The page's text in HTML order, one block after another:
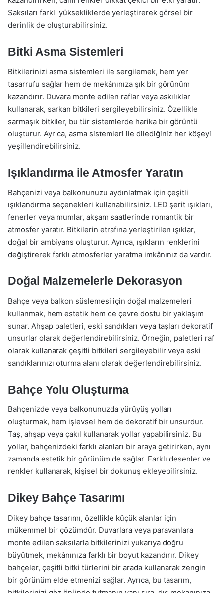
Saksıları farklı yüksekliklerde yerleştirerek görsel bir
derinlik de oluşturabilirsiniz.
Bitki Asma Sistemleri
Bitkilerinizi asma sistemleri ile sergilemek, hem yer
tasarrufu sağlar hem de mekânınıza şık bir görünüm
kazandırır. Duvara monte edilen raflar veya askılıklar
kullanarak, sarkan bitkileri sergileyebilirsiniz. Özellikle
sarmaşık bitkiler, bu tür sistemlerde harika bir görüntü
oluşturur. Ayrıca, asma sistemleri ile dilediğiniz her köşeyi
yeşillendirebilirsiniz.
Işıklandırma ile Atmosfer Yaratın
Bahçenizi veya balkonunuzu aydınlatmak için çeşitli
ışıklandırma seçenekleri kullanabilirsiniz. LED şerit ışıkları,
fenerler veya mumlar, akşam saatlerinde romantik bir
atmosfer yaratır. Bitkilerin etrafına yerleştirilen ışıklar,
doğal bir ambiyans oluşturur. Ayrıca, ışıkların renklerini
değiştirerek farklı atmosferler yaratma imkânınız da vardır.
Doğal Malzemelerle Dekorasyon
Bahçe veya balkon süslemesi için doğal malzemeleri
kullanmak, hem estetik hem de çevre dostu bir yaklaşım
sunar. Ahşap paletleri, eski sandıkları veya taşları dekoratif
unsurlar olarak değerlendirebilirsiniz. Örneğin, paletleri raf
olarak kullanarak çeşitli bitkileri sergileyebilir veya eski
sandıklarınızı oturma alanı olarak değerlendirebilirsiniz.
Bahçe Yolu Oluşturma
Bahçenizde veya balkonunuzda yürüyüş yolları
oluşturmak, hem işlevsel hem de dekoratif bir unsurdur.
Taş, ahşap veya çakıl kullanarak yollar yapabilirsiniz. Bu
yollar, bahçenizdeki farklı alanları bir araya getirirken, aynı
zamanda estetik bir görünüm de sağlar. Farklı desenler ve
renkler kullanarak, kişisel bir dokunuş ekleyebilirsiniz.
Dikey Bahçe Tasarımı
Dikey bahçe tasarımı, özellikle küçük alanlar için
mükemmel bir çözümdür. Duvarlara veya paravanlara
monte edilen saksılarla bitkilerinizi yukarıya doğru
büyütmek, mekânınıza farklı bir boyut kazandırır. Dikey
bahçeler, çeşitli bitki türlerini bir arada kullanarak zengin
bir görünüm elde etmenizi sağlar. Ayrıca, bu tasarım,